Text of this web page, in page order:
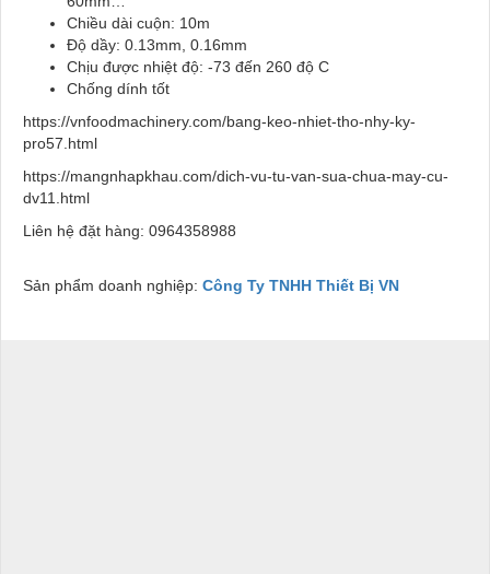
Chiều dài cuộn: 10m
Độ dầy: 0.13mm, 0.16mm
Chịu được nhiệt độ: -73 đến 260 độ C
Chống dính tốt
https://vnfoodmachinery.com/bang-keo-nhiet-tho-nhy-ky-
pro57.html
https://mangnhapkhau.com/dich-vu-tu-van-sua-chua-may-cu-
dv11.html
Liên hệ đặt hàng: 0964358988
Sản phẩm doanh nghiệp: Công Ty TNHH Thiết Bị VN